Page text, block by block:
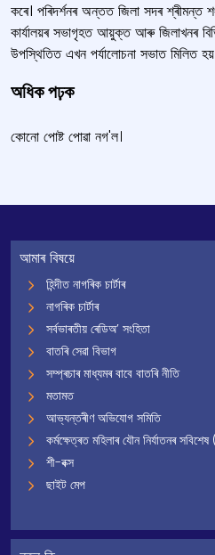
কৰে। পৰিদৰ্শনৰ অন্তত জিলা সদৰ শ্ৰীমন্ত
কাৰ্যালয়ৰ সভাগৃহত আয়ুক্ত আৰু জিলাখনৰ
উপস্থিতিত এখন পর্যালোচনা সভাত মিলিত
অধিক পঢ়ক
কোনো পোষ্ট পোৱা নগ'ল।
আমাৰ বিষয়ে
হিন্দীত নাগৰিক চাৰ্টাৰ
নাগৰিক চাৰ্টাৰ
সৰ্বভাৰতীয় ৰেডিঅ’ সংহিতা
বাতৰি সেৱা বিভাগ
সম্প্ৰচাৰ মাধ্যমৰ বাবে বাতৰি নীতি
মতামত
আভ্যন্তৰীণ অভিযোগ সমিতি
কৰ্মক্ষেত্ৰত মহিলাৰ যৌন নিৰ্যাতনৰ
শী-বক্স
ছাইট মেপ